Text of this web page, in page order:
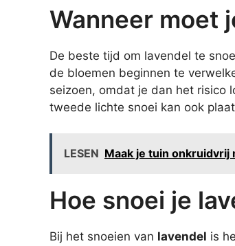
Wanneer moet
De beste tijd om lavendel te
de bloemen beginnen te
seizoen, omdat je dan het risico
tweede lichte snoei kan ook
LESEN Maak je tuin onkruidvrij
Hoe snoei je
Bij het snoeien van lavendel is